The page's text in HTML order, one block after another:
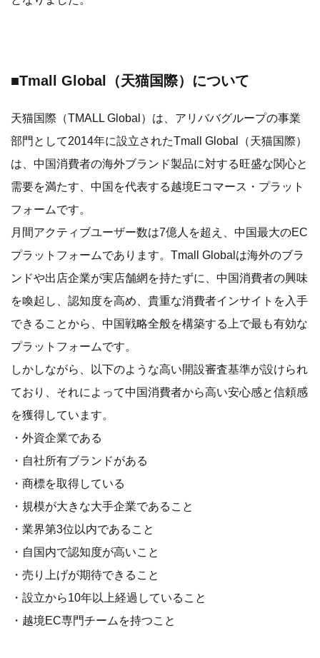
■Tmall Global（天猫国際）について
天猫国際（TMALL Global）は、アリババグループの事業
部門として2014年に設立されたTmall Global（天猫国際）
は、中国消費者の海外ブランド製品に対する旺盛な関心と
需要を満たす、中国を代表する越境Eコマース・プラット
フォームです。
月間アクティブユーザー数は7億人を超え、中国最大のEC
プラットフォームであります。Tmall Globalは海外のブラ
ンドや出店企業が実店舗網を持たずに、中国消費者の興味
を喚起し、認知度を高め、貴重な消費者インサイトを入手
できることから、中国戦略全般を構築する上で最も有効な
プラットフォームです。
しかしながら、以下のような高い開設審査基準が設けられ
ており、それによって中国消費者から高い安心感と信頼感
を獲得しています。
・外資企業である
・自社所有ブランドがある
・商標を取得している
・規模が大きな大手企業であること
・業界第3位以内であること
・自国内で認知度が高いこと
・売り上げが期待できること
・設立から10年以上経過していること
・越境EC専門チームを持つこと